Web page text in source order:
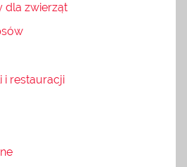
dla zwierząt
i restauracji